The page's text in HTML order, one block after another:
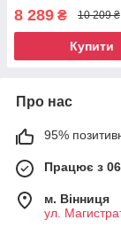
8 289 ₴ 10 209 ₴
Купити
Про нас
95%
Працює з
м. Вінниця
ул.